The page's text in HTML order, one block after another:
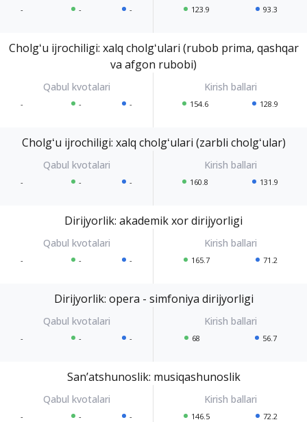
- - - 123.9 93.3
Cholgʻu ijrochiligi: xalq cholgʻulari (rubob prima, qashqar
va afgon rubobi)
- - - 154.6 128.9
Cholgʻu ijrochiligi: xalq cholgʻulari (zarbli cholgʻular)
- - - 160.8 131.9
Dirijyorlik: akademik xor dirijyorligi
- - - 165.7 71.2
Dirijyorlik: opera - simfoniya dirijyorligi
- - - 68 56.7
Sanʼatshunoslik: musiqashunoslik
- - - 146.5 72.2